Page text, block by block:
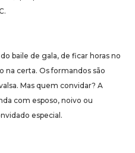
baile de gala, de ficar horas no
na certa. Os formandos são
Mas quem convidar? A
com esposo, noivo ou
especial.